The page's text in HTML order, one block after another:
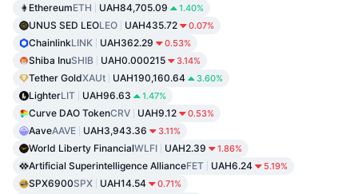
EthereumETH UAH84,705.09 1.40%
UNUS SED LEOLEO UAH435.72 0.07%
ChainlinkLINK UAH362.29 0.53%
Shiba InuSHIB UAH0.000215 3.14%
Tether GoldXAUt UAH190,160.64 3.60%
LighterLIT UAH96.63 1.47%
Curve DAO TokenCRV UAH9.12 0.53%
AaveAAVE UAH3,943.36 3.11%
World Liberty FinancialWLFI UAH2.39 1.86%
Artificial Superintelligence AllianceFET UAH6.24 5.19%
SPX6900SPX UAH14.54 0.71%